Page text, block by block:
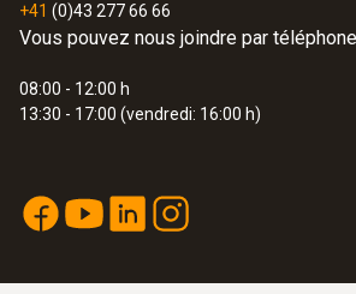
simple le niveau de
Mesure sûre des
élevées
+41 (0)43 277 66 66
Vous pouvez nous joindre par
08:00 - 12:00 h
13:30 - 17:00 (vendredi: 16:00 h)